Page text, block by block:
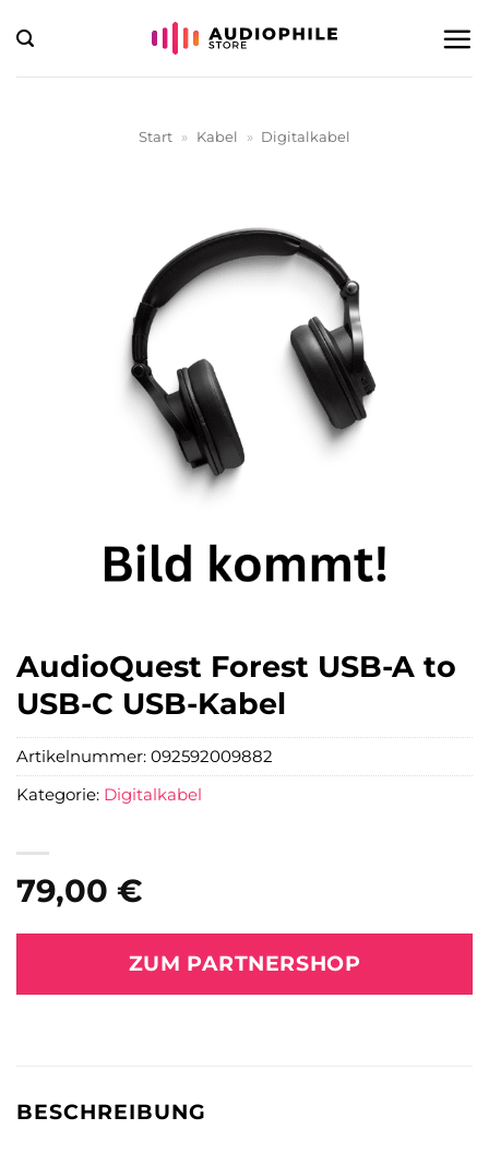
Inhalt
springen
Start » Kabel » Digitalkabel
AudioQuest Forest USB-A to
USB-C USB-Kabel
79,00 €
ZUM PARTNERSHOP
Artikelnummer: 092592009882
Kategorie: Digitalkabel
BESCHREIBUNG